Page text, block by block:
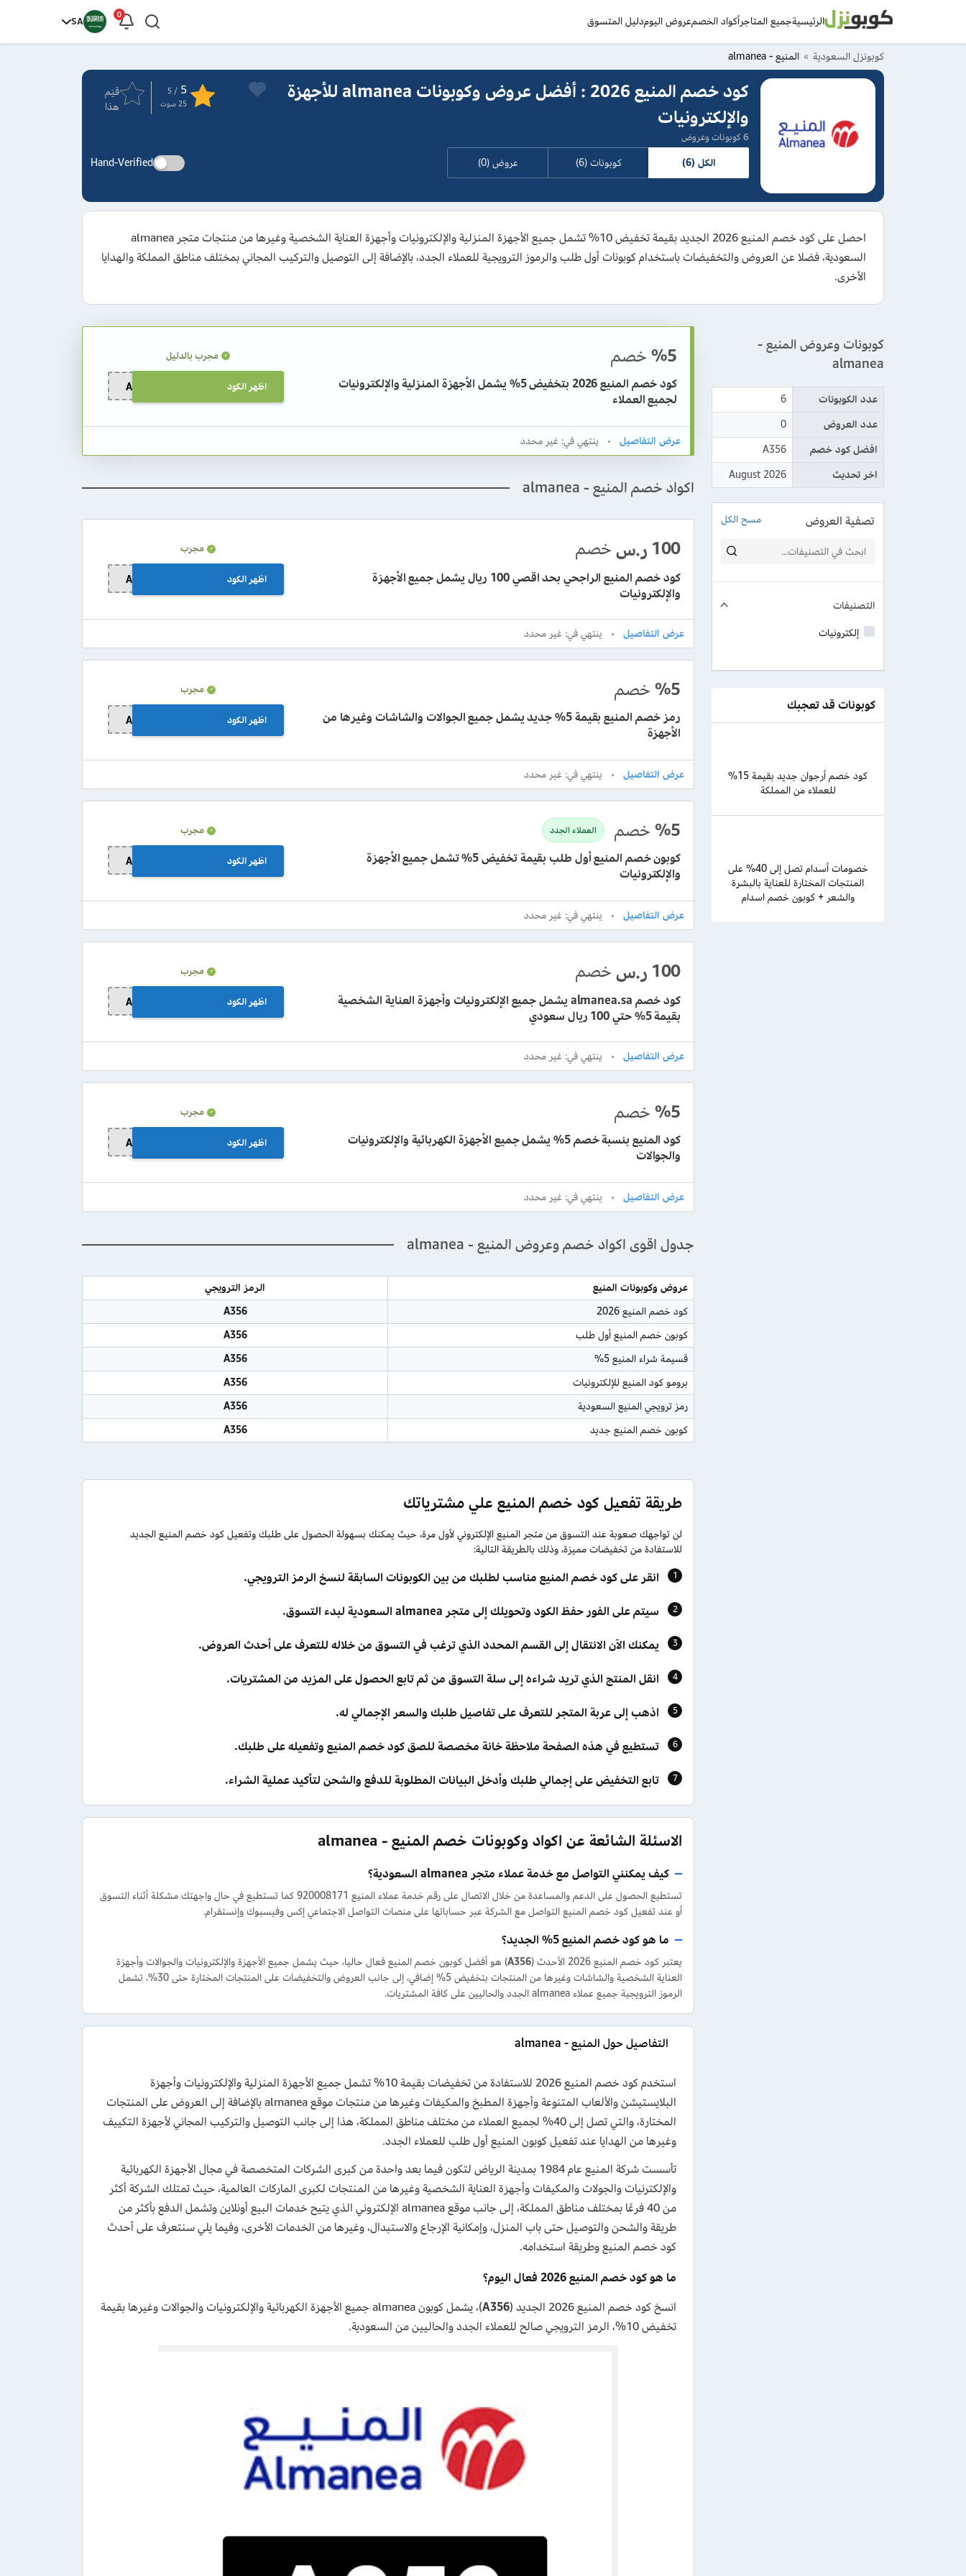
الرئيسيةجميع المتاجرأكواد الخصمعروض اليومدليل المتسوق 0
SA
كوبونزل السعودية المنيع - almanea
كود خصم المنيع 2026 : أفضل عروض وكوبونات almanea للأجهزة
والإلكترونيات
6 كوبونات وعروض
5
/ 5
25 صوت
قيَم
هذا
الكل (6) كوبونات (6) عروض (0) Hand-Verified
احصل على كود خصم المنيع 2026 الجديد بقيمة تخفيض 10% تشمل جميع الأجهزة المنزلية والإلكترونيات وأجهزة العناية الشخصية وغيرها من منتجات متجر almanea
السعودية، فضلا عن العروض والتخفيضات باستخدام كوبونات أول طلب والرموز الترويجية للعملاء الجدد، بالإضافة إلى التوصيل والتركيب المجاني بمختلف مناطق المملكة والهدايا
الأخرى.
%5خصم
كود خصم المنيع 2026 بتخفيض 5% يشمل الأجهزة المنزلية والإلكترونيات
لجميع العملاء
مجرب بالدليل
A356 اظهر الكود
ينتهي في: غير محدد
اكواد خصم المنيع - almanea
100 ر.سخصم
كود خصم المنيع الراجحي بحد اقصي 100 ريال يشمل جميع الأجهزة
والإلكترونيات
مجرب
A356 اظهر الكود
ينتهي في: غير محدد
%5خصم
رمز خصم المنيع بقيمة 5% جديد يشمل جميع الجوالات والشاشات وغيرها من
الأجهزة
مجرب
A356 اظهر الكود
ينتهي في: غير محدد
%5خصم العملاء الجدد
كوبون خصم المنيع أول طلب بقيمة تخفيض 5% تشمل جميع الأجهزة
والإلكترونيات
مجرب
A356 اظهر الكود
ينتهي في: غير محدد
100 ر.سخصم
كود خصم almanea.sa يشمل جميع الإلكترونيات وأجهزة العناية الشخصية
بقيمة 5% حتي 100 ريال سعودي
مجرب
A356 اظهر الكود
ينتهي في: غير محدد
%5خصم
كود المنيع بنسبة خصم 5% يشمل جميع الأجهزة الكهربائية والإلكترونيات
والجوالات
مجرب
A356 اظهر الكود
ينتهي في: غير محدد
جدول اقوى اكواد خصم وعروض المنيع - almanea
عروض وكوبونات المنيع
الرمز الترويجي
كود خصم المنيع 2026
A356
كوبون خصم المنيع أول طلب
A356
قسيمة شراء المنيع 5%
A356
برومو كود المنيع للإلكترونيات
A356
رمز ترويجي المنيع السعودية
A356
كوبون خصم المنيع جديد
A356
طريقة تفعيل كود خصم المنيع علي مشترياتك
لن تواجهك صعوبة عند التسوق من متجر المنيع الإلكتروني لأول مرة، حيث يمكنك بسهولة الحصول على طلبك وتفعيل كود خصم المنيع الجديد
للاستفادة من تخفيضات مميزة، وذلك بالطريقة التالية:
انقر على كود خصم المنيع مناسب لطلبك من بين الكوبونات السابقة لنسخ الرمز الترويجي.
سيتم على الفور حفظ الكود وتحويلك إلى متجر almanea السعودية لبدء التسوق.
يمكنك الآن الانتقال إلى القسم المحدد الذي ترغب في التسوق من خلاله للتعرف على أحدث العروض.
انقل المنتج الذي تريد شراءه إلى سلة التسوق من ثم تابع الحصول على المزيد من المشتريات.
اذهب إلى عربة المتجر للتعرف على تفاصيل طلبك والسعر الإجمالي له.
تستطيع في هذه الصفحة ملاحظة خانة مخصصة للصق كود خصم المنيع وتفعيله على طلبك.
تابع التخفيض على إجمالي طلبك وأدخل البيانات المطلوبة للدفع والشحن لتأكيد عملية الشراء.
الاسئلة الشائعة عن اكواد وكوبونات خصم المنيع - almanea
كيف يمكنني التواصل مع خدمة عملاء متجر almanea السعودية؟
تستطيع الحصول على الدعم والمساعدة من خلال الاتصال على رقم خدمة عملاء المنيع 920008171 كما تستطيع في حال واجهتك مشكلة أثناء التسوق
أو عند تفعيل كود خصم المنيع التواصل مع الشركة عبر حساباتها على منصات التواصل الاجتماعي إكس وفيسبوك وإنستقرام.
ما هو كود خصم المنيع 5% الجديد؟
يعتبر كود خصم المنيع 2026 الأحدث ( A356) هو أفضل كوبون خصم المنيع فعال حاليا، حيث يشمل جميع الأجهزة والإلكترونيات والجوالات وأجهزة
العناية الشخصية والشاشات وغيرها من المنتجات بتخفيض 5% إضافي، إلى جانب العروض والتخفيضات على المنتجات المختارة حتى 30%، تشمل
الرموز الترويجية جميع عملاء almanea الجدد والحاليين على كافة المشتريات.
التفاصيل حول المنيع - almanea
استخدم كود خصم المنيع 2026 للاستفادة من تخفيضات بقيمة 10% تشمل جميع الأجهزة المنزلية والإلكترونيات وأجهزة
البلايستيشن والألعاب المتنوعة وأجهزة المطبخ والمكيفات وغيرها من منتجات موقع almanea بالإضافة إلى العروض على المنتجات
المختارة، والتي تصل إلى 40% لجميع العملاء من مختلف مناطق المملكة، هذا إلى جانب التوصيل والتركيب المجاني لأجهزة التكييف
وغيرها من الهدايا عند تفعيل كوبون المنيع أول طلب للعملاء الجدد.
تأسست شركة المنيع عام 1984 بمدينة الرياض لتكون فيما بعد واحدة من كبرى الشركات المتخصصة في مجال الأجهزة الكهربائية
والإلكترنيات والجولات والمكيفات وأجهزة العناية الشخصية وغيرها من المنتجات لكبرى الماركات العالمية، حيث تمتلك الشركة أكثر
من 40 فرعًا بمختلف مناطق المملكة، إلى جانب موقع almanea الإلكتروني الذي يتيح خدمات البيع أونلاين وتشمل الدفع بأكثر من
طريقة والشحن والتوصيل حتى باب المنزل، وإمكانية الإرجاع والاستبدال، وغيرها من الخدمات الأخرى، وفيما يلي سنتعرف على أحدث
كود خصم المنيع وطريقة استخدامه.
ما هو كود خصم المنيع 2026 فعال اليوم؟
انسخ كود خصم المنيع 2026 الجديد ( A356
)، يشمل كوبون almanea جميع الأجهزة الكهربائية والإلكترونيات والجوالات وغيرها بقيمة
تخفيض 10%، الرمز الترويجي صالح للعملاء الجدد والحاليين من السعودية.
كوبونات وعروض المنيع -
almanea
عدد الكوبونات
6
عدد العروض
0
افضل كود خصم
A356
اخر تحديث
August 2026
تصفية العروض مسح الكل
التصنيفات
إلكترونيات
كوبونات قد تعجبك
كود خصم أرجوان جديد بقيمة 15%
للعملاء من المملكة
خصومات أسدام تصل إلى 40% على
المنتجات المختارة للعناية بالبشرة
والشعر + كوبون خصم اسدام